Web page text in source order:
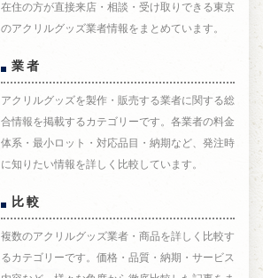
在住の方が直接来店・相談・受け取りできる東京
のアクリルグッズ業者情報をまとめています。
業者
アクリルグッズを製作・販売する業者に関する総
合情報を掲載するカテゴリーです。各業者の料金
体系・最小ロット・対応品目・納期など、発注時
に知りたい情報を詳しく比較しています。
比較
複数のアクリルグッズ業者・商品を詳しく比較す
るカテゴリーです。価格・品質・納期・サービス